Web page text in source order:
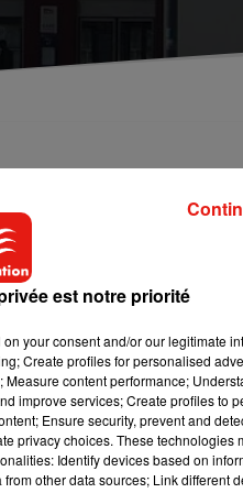
seront proposés
trois allers et trois retours
2h20 pour les autres.
Imphy, Etang-sur-Arroux
et de Dijon.
est notre priorité
your consent and/or our legitimate
Create profiles for personalised
content performance;
improve services; Create profiles to
Ensure security, prevent and
privacy choices. These technologies
Identify devices based on
other data sources; Link different